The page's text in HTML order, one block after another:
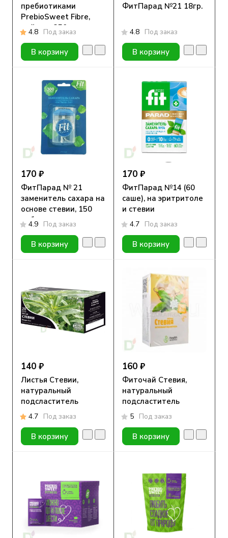
пребиотиками
PrebioSweet Fibre,
дой-пак 250 гр.
4.8 Под заказ
В корзину
ФитПарад №21 18гр.
4.8 Под заказ
В корзину
170 ₽
ФитПарад № 21
заменитель сахара на
основе стевии, 150
таблеток
4.9 Под заказ
В корзину
170 ₽
ФитПарад №14 (60
саше), на эритритоле
и стевии
4.7 Под заказ
В корзину
140 ₽
Листья Стевии,
натуральный
подсластитель
4.7 Под заказ
В корзину
160 ₽
Фиточай Стевия,
натуральный
подсластитель
5 Под заказ
В корзину